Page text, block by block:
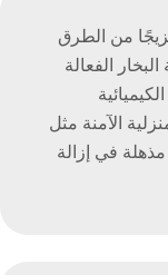
من الطرق
البخار الفعالة
الآمنة مثل
في إزالة